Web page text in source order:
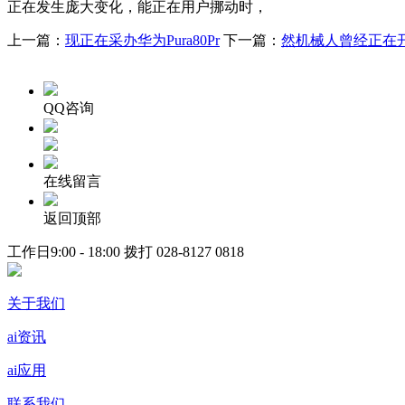
正在发生庞大变化，能正在用户挪动时，
上一篇： 现正在采办华为Pura80Pr下一篇： 然机械人曾经正在
QQ咨询
在线留言
返回顶部
工作日9:00 - 18:00 拨打 028-8127 0818
关于我们
ai资讯
ai应用